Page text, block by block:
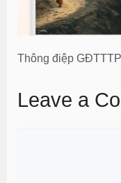
Thông điệp
Leave a